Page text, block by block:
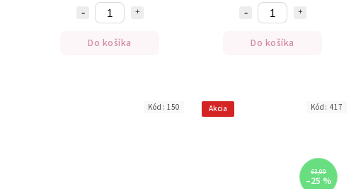
Do košíka Do košíka
Kód: 150 Akcia
€3,99
–25 %
Kód: 417